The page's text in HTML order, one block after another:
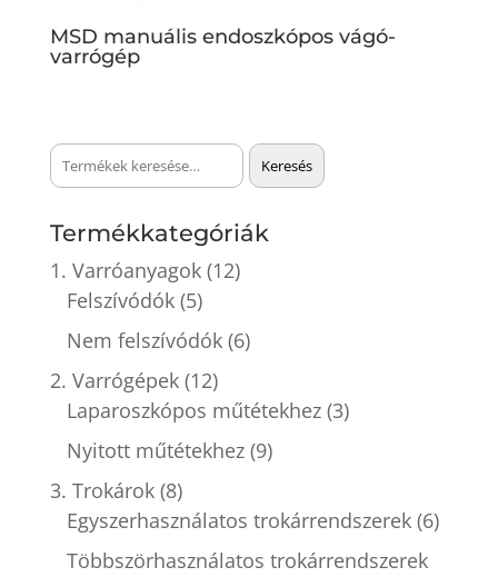
MSD manuális endoszkópos vágó-
varrógép
Keresés
a
Keresés
Termékkategóriák
1. Varróanyagok (12)
Felszívódók (5)
Nem felszívódók (6)
2. Varrógépek (12)
Laparoszkópos műtétekhez (3)
Nyitott műtétekhez (9)
3. Trokárok (8)
Egyszerhasználatos trokárrendszerek (6)
Többszörhasználatos trokárrendszerek